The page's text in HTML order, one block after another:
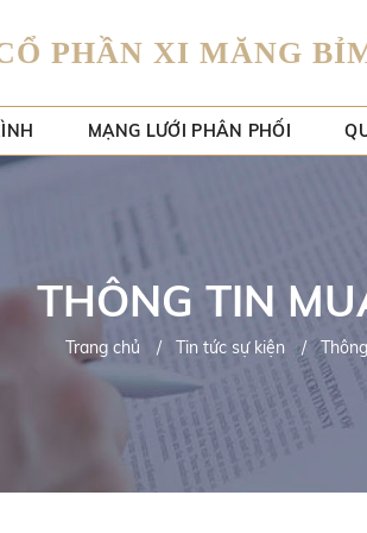
PHẦN XI MĂNG
MẠNG LƯỚI PHÂN PHỐI
THÔNG TIN
Trang chủ Tin tức sự kiện